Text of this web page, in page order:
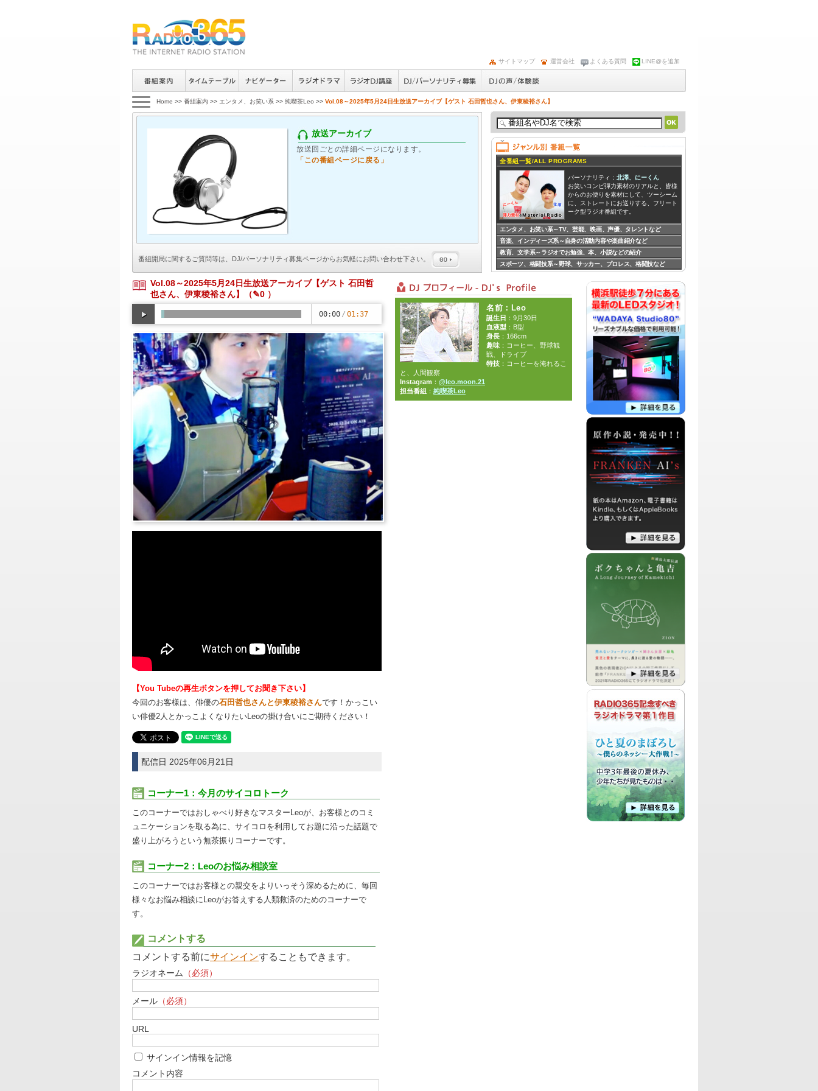
サイトマップ 運営会社 よくある質問 LINE@を追加
Home >> 番組案内 >> エンタメ、お笑い系 >> 純喫茶Leo >> Vol.08～2025年5月24日生放送アーカイブ【ゲスト 石田哲也さん、伊東稜裕さん】
放送アーカイブ
放送回ごとの詳細ページになります。
「この番組ページに戻る」
番組開局に関するご質問等は、 DJ/パーソナリティ募集ページからお気軽にお問い合わせ下さい。
Vol.08～2025年5月24日生放送アーカイブ【ゲスト 石田哲
也さん、伊東稜裕さん】
（✎0 ）
00:00 / 01:37
【You Tubeの再生ボタンを押してお聞き下さい】
今回のお客様は、俳優の石田哲也さんと伊東稜裕さんです！かっこい
い俳優2人とかっこよくなりたいLeoの掛け合いにご期待ください！
配信日 2025年06月21日
コーナー1：今月のサイコロトーク
このコーナーではおしゃべり好きなマスターLeoが、お客様とのコミ
ュニケーションを取る為に、サイコロを利用してお題に沿った話題で
盛り上がろうという無茶振りコーナーです。
コーナー2：Leoのお悩み相談室
このコーナーではお客様との親交をよりいっそう深めるために、毎回
様々なお悩み相談にLeoがお答えする人類救済のためのコーナーで
す。
コメントする
コメントする前にサインインすることもできます。
ラジオネーム （必須）
メール （必須）
URL
サインイン情報を記憶
コメント内容
名前：Leo
誕生日 ：9月30日
血液型 ：B型
身長 ：166cm
趣味 ：コーヒー、野球観
戦、ドライブ
特技 ：コーヒーを淹れるこ
と、人間観察
Instagram ： @leo.moon.21
担当番組 ： 純喫茶Leo
全番組一覧/ALL PROGRAMS
パーソナリティ： 北澤、にーくん
お笑いコンビ弾力素材のリアルと、皆様
からのお便りを素材にして、ツーシーム
に、ストレートにお送りする、フリート
ーク型ラジオ番組です。
パーソナリティ：ryu,HALUNA
ryuとHALUNAによる音楽を愛する2人が
語り合う、音楽情報バラエティ番組で
す。
パーソナリティ：ダイナマイト☆ナオキ
ロックンローラーダイナマイト☆ナオキ
による、リスナーのみんなからの人生相
談アレコレを解決したり、身近にいる友
人や、アーティスト達を交えて紹介した
りする愉快な番組です。
パーソナリティ：染谷香衣
オタクなDJ 染谷香衣による、自分しか
好きじゃないだろって物や、サブカルに
関する物などを、思うまま語ってみんな
を染めちゃおうぜ！というオタクの為の
喋り場的な番組です。
パーソナリティ：DJ BeBe
DJ BeBeがお送りする、創造する事の大
切さを再認識するための「心理テスト」
コーナー、自身の作品を朗読するコーナ
ーをメインにお届けする文学系番組で
パーソナリティ： DJ HIROTO
DJ HIROTOによるネットニュースを話題
に、リスナーからのメッセージをSense
溢れる言葉と、Qualityの高い視点で語っ
ていこうという番組です。
中村舞、しおりん
エイジングケアアーティスト中村舞と、
アシスタントのしおりんによる、最近気
を決めて熱く語り合う番組です。
占い師 蘭萃
や、毎回様々なゲストさんを迎えて、一
緒に語り合う番組です!
パーソナリティ：DJ CHERRY
CHERRYの趣味や好きなものについて熱
く、激しく、時にはまったりと、気まま
パーソナリティ：梅景飛歌
ラジオドラマを作りたい人と、主演した
い人、作品を提供したい人のためのマッ
チングサイト、RAZIDRAによる、最新作
品のオーディション情報や、毎回監督
や、関係者などをゲストにお呼びしてマ
ル秘情報を教えちゃう、そんなラジドラーの為の公式番組です。
パーソナリティ： 山本輔
エンタメ、お笑い系～TV、芸能、映画、声優、タレントなど
音楽、インディーズ系～自身の活動内容や楽曲紹介など
教育、文学系～ラジオでお勉強、本、小説などの紹介
スポーツ、格闘技系～野球、サッカー、プロレス、格闘技など